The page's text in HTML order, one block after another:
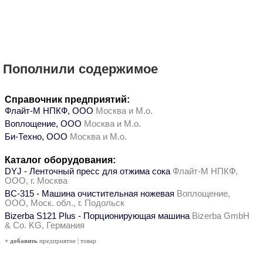
Пополнили содержимое
Справочник предприятий:
Флайт-М НПКФ, ООО Москва и М.о.
Воплощение, ООО Москва и М.о.
Би-Техно, ООО Москва и М.о.
Каталог оборудования:
DYJ - Ленточный пресс для отжима сока Флайт-М НПКФ,
ООО, г. Москва
ВС-315 - Машина очистительная ножевая Воплощение,
ООО, Моск. обл., г. Подольск
Bizerba S121 Plus - Порционирующая машина Bizerba GmbH
& Co. KG, Германия
+ добавить предприятие | товар